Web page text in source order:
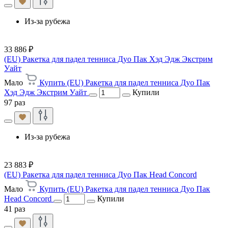
Из-за рубежа
33 886 ₽
(EU) Ракетка для падел тенниса Дуо Пак Хэд Эдж Экстрим
Уайт
Мало
Купить (EU) Ракетка для падел тенниса Дуо Пак
Хэд Эдж Экстрим Уайт
Купили
97 раз
Из-за рубежа
23 883 ₽
(EU) Ракетка для падел тенниса Дуо Пак Head Concord
Мало
Купить (EU) Ракетка для падел тенниса Дуо Пак
Head Concord
Купили
41 раз